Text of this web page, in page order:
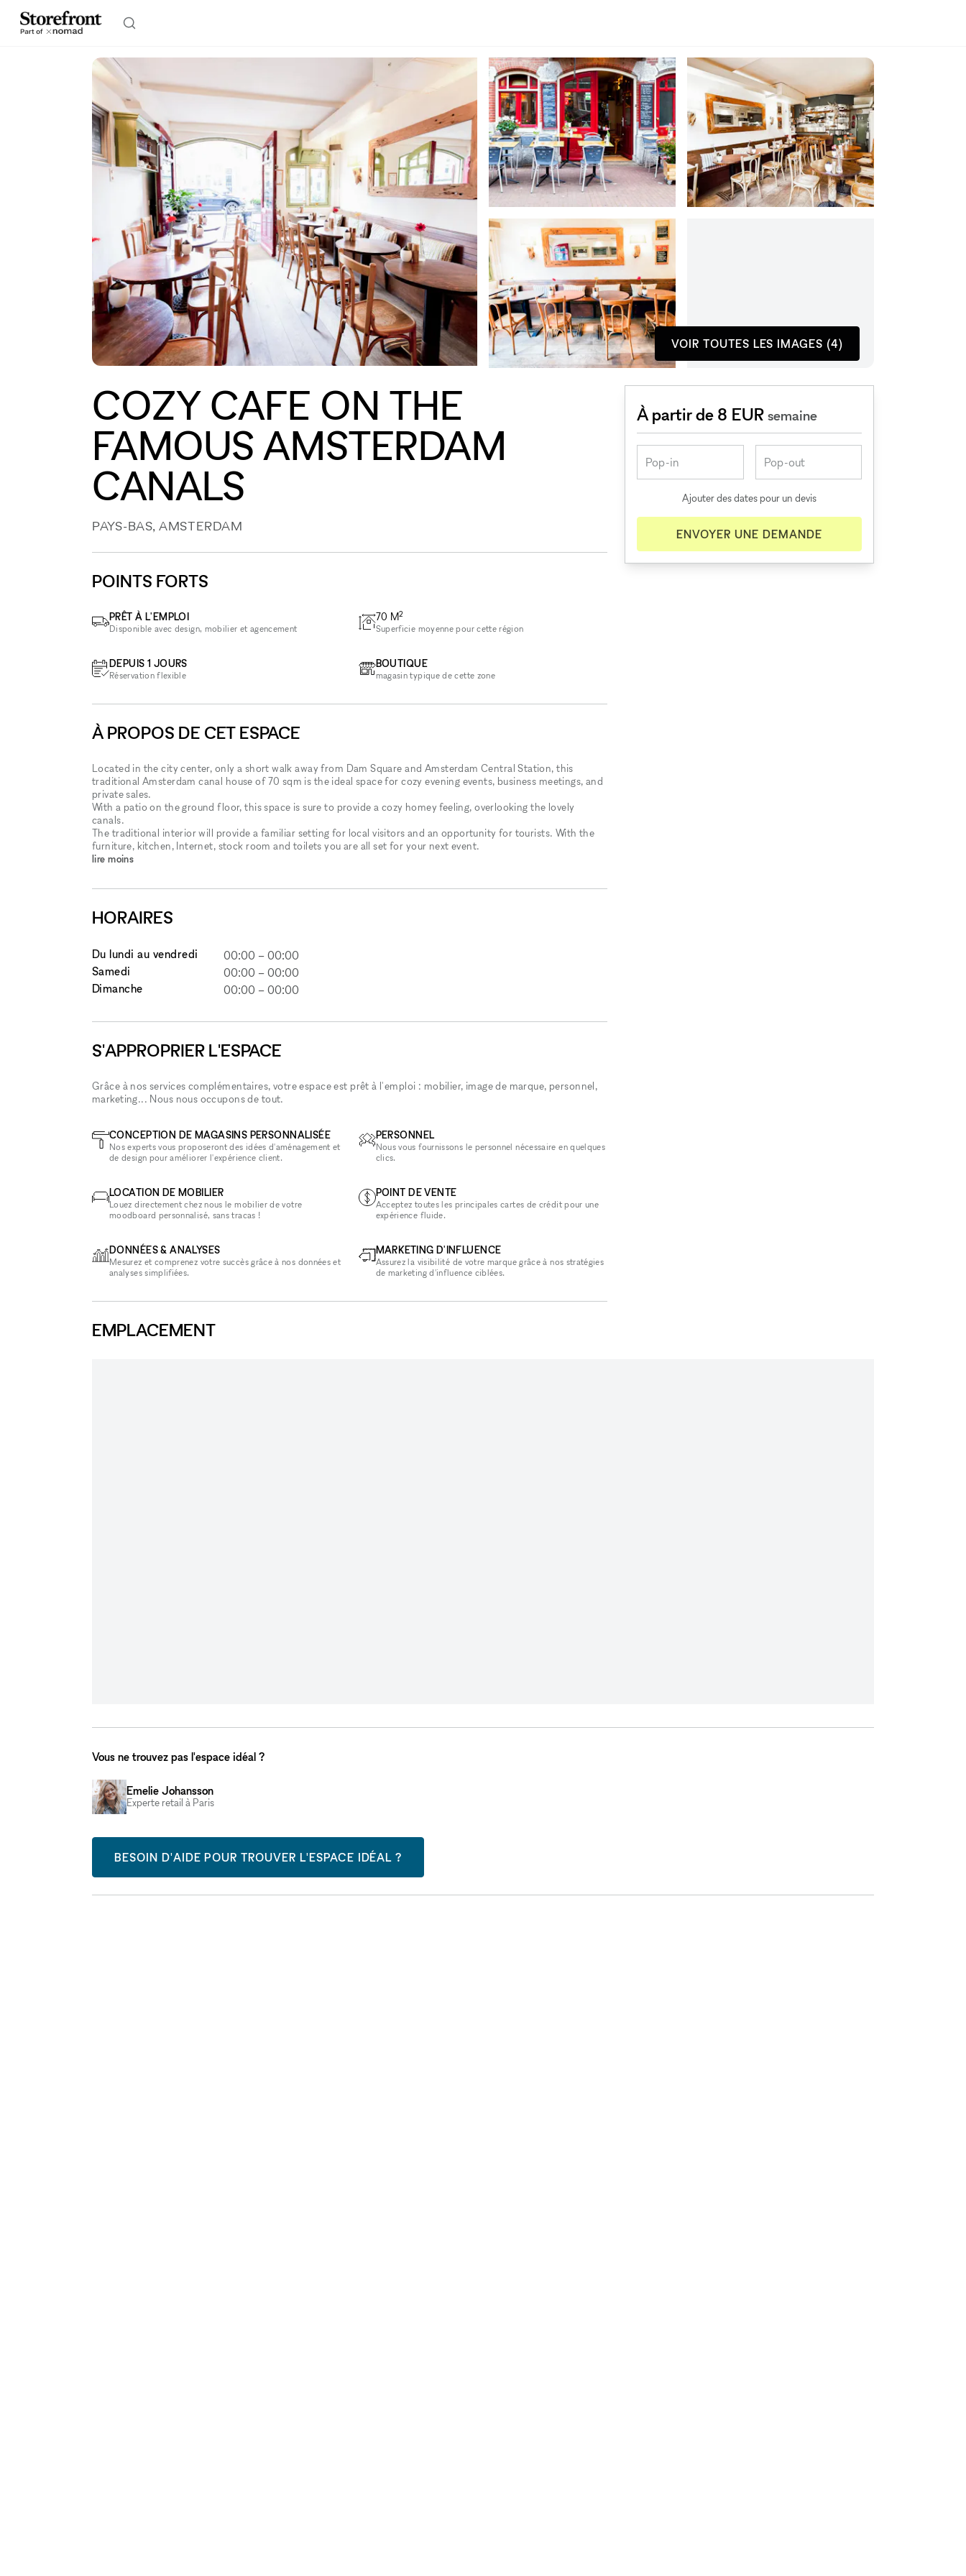
VOIR TOUTES LES IMAGES (4)
COZY CAFE ON THE
FAMOUS AMSTERDAM
CANALS
PAYS-BAS, AMSTERDAM
POINTS FORTS
PRÊT À L'EMPLOI
Disponible avec design, mobilier et agencement
DEPUIS 1 JOURS
Réservation flexible
70 M2
Superficie moyenne pour cette région
BOUTIQUE
magasin typique de cette zone
À PROPOS DE CET ESPACE
Located in the city center, only a short walk away from Dam Square and Amsterdam Central Station, this
traditional Amsterdam canal house of 70 sqm is the ideal space for cozy evening events, business meetings, and
private sales.
With a patio on the ground floor, this space is sure to provide a cozy homey feeling, overlooking the lovely
canals.
The traditional interior will provide a familiar setting for local visitors and an opportunity for tourists. With the
furniture, kitchen, Internet, stock room and toilets you are all set for your next event.
lire moins
HORAIRES
Du lundi au vendredi 00:00 –00:00
Samedi
00:00 –00:00
Dimanche
00:00 –00:00
S'APPROPRIER L'ESPACE
Grâce à nos services complémentaires, votre espace est prêt à l'emploi : mobilier, image de marque, personnel,
marketing... Nous nous occupons de tout.
CONCEPTION DE MAGASINS PERSONNALISÉE
Nos experts vous proposeront des idées d'aménagement et
de design pour améliorer l'expérience client.
LOCATION DE MOBILIER
Louez directement chez nous le mobilier de votre
moodboard personnalisé, sans tracas !
DONNÉES & ANALYSES
Mesurez et comprenez votre succès grâce à nos données et
analyses simplifiées.
PERSONNEL
Nous vous fournissons le personnel nécessaire en quelques
clics.
POINT DE VENTE
Acceptez toutes les principales cartes de crédit pour une
expérience fluide.
MARKETING D'INFLUENCE
Assurez la visibilité de votre marque grâce à nos stratégies
de marketing d'influence ciblées.
À partir de 8 EURsemaine
Ajouter des dates pour un devis
ENVOYER UNE DEMANDE
EMPLACEMENT
Vous ne trouvez pas l'espace idéal ?
Emelie Johansson
Experte retail à Paris
BESOIN D'AIDE POUR TROUVER L'ESPACE IDÉAL ?